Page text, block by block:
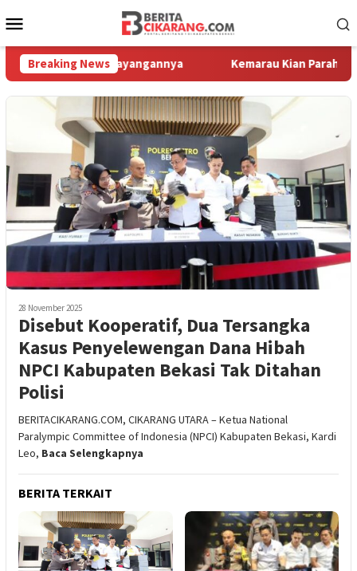
ke
Mobile
Breaking News
Motor Kesayangannya Kemarau Kian Parah, 80 Titik
28 November 2025
Disebut Kooperatif, Dua Tersangka
Kasus Penyelewengan Dana Hibah
NPCI Kabupaten Bekasi Tak Ditahan
Polisi
BERITACIKARANG.COM, CIKARANG UTARA – Ketua National
Paralympic Committee of Indonesia (NPCI) Kabupaten Bekasi, Kardi
Leo, Baca Selengkapnya
BERITA TERKAIT